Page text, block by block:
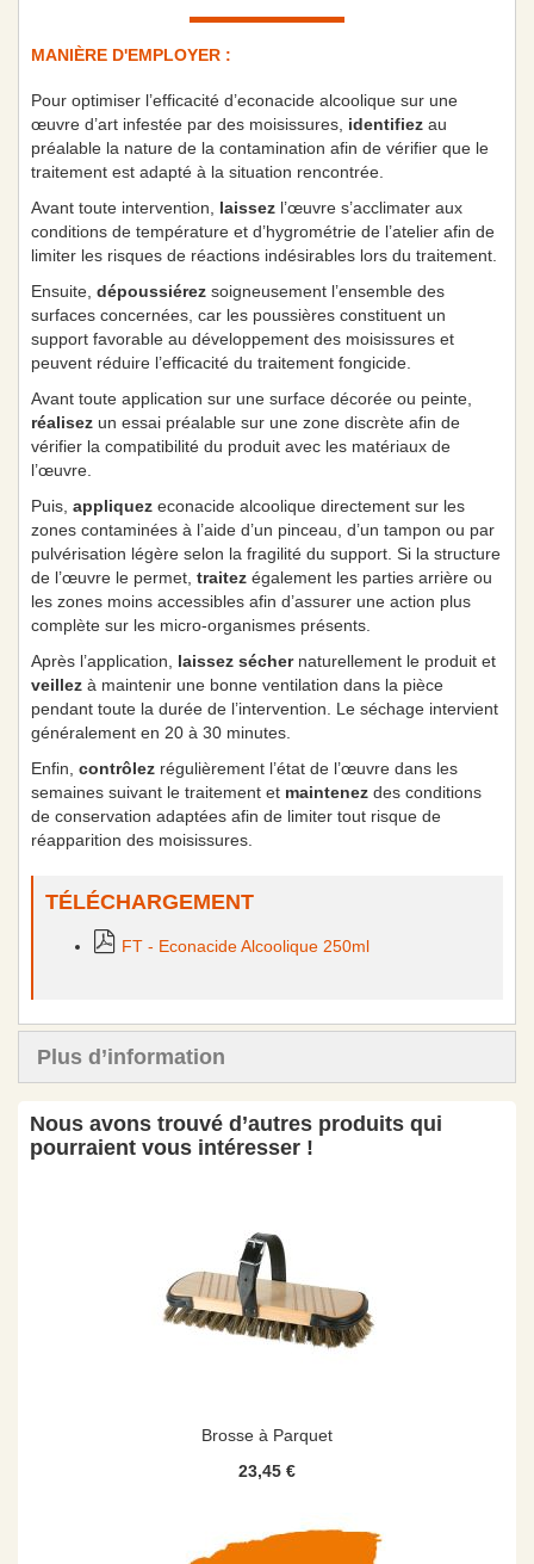
MANIÈRE D'EMPLOYER :
Pour optimiser l’efficacité d’econacide alcoolique sur une
œuvre d’art infestée par des moisissures, identifiez au
préalable la nature de la contamination afin de vérifier que le
traitement est adapté à la situation rencontrée.
Avant toute intervention, laissez l’œuvre s’acclimater aux
conditions de température et d’hygrométrie de l’atelier afin de
limiter les risques de réactions indésirables lors du traitement.
Ensuite, dépoussiérez soigneusement l’ensemble des
surfaces concernées, car les poussières constituent un
support favorable au développement des moisissures et
peuvent réduire l’efficacité du traitement fongicide.
Avant toute application sur une surface décorée ou peinte,
réalisez un essai préalable sur une zone discrète afin de
vérifier la compatibilité du produit avec les matériaux de
l’œuvre.
Puis, appliquez econacide alcoolique directement sur les
zones contaminées à l’aide d’un pinceau, d’un tampon ou par
pulvérisation légère selon la fragilité du support. Si la structure
de l’œuvre le permet, traitez également les parties arrière ou
les zones moins accessibles afin d’assurer une action plus
complète sur les micro-organismes présents.
Après l’application, laissez séchernaturellement le produit et
veillez à maintenir une bonne ventilation dans la pièce
pendant toute la durée de l’intervention. Le séchage intervient
généralement en 20 à 30 minutes.
Enfin, contrôlez régulièrement l’état de l’œuvre dans les
semaines suivant le traitement et maintenez des conditions
de conservation adaptées afin de limiter tout risque de
réapparition des moisissures.
TÉLÉCHARGEMENT
FT - Econacide Alcoolique 250ml
Plus d’information
Nous avons trouvé d’autres produits qui
pourraient vous intéresser !
Brosse à Parquet
23,45 €